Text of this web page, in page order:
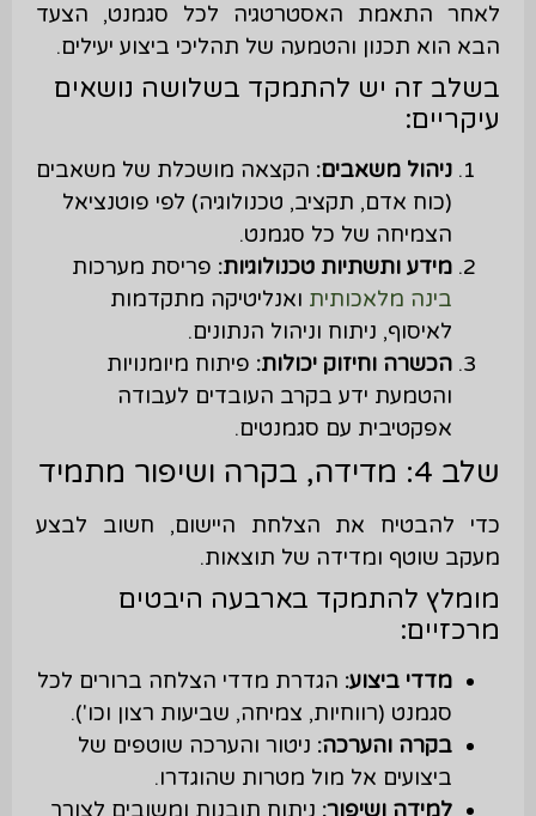
לאחר התאמת האסטרטגיה לכל סגמנט, הצעד
הבא הוא תכנון והטמעה של תהליכי ביצוע יעילים.
בשלב זה יש להתמקד בשלושה נושאים
עיקריים:
ניהול משאבים: הקצאה מושכלת של משאבים
(כוח אדם, תקציב, טכנולוגיה) לפי פוטנציאל
הצמיחה של כל סגמנט.
מידע ותשתיות טכנולוגיות: פריסת מערכות
בינה מלאכותית ואנליטיקה מתקדמות
לאיסוף, ניתוח וניהול הנתונים.
הכשרה וחיזוק יכולות: פיתוח מיומנויות
והטמעת ידע בקרב העובדים לעבודה
אפקטיבית עם סגמנטים.
שלב 4: מדידה, בקרה ושיפור מתמיד
כדי להבטיח את הצלחת היישום, חשוב לבצע
מעקב שוטף ומדידה של תוצאות.
מומלץ להתמקד בארבעה היבטים
מרכזיים:
מדדי ביצוע: הגדרת מדדי הצלחה ברורים לכל
סגמנט (רווחיות, צמיחה, שביעות רצון וכו').
בקרה והערכה: ניטור והערכה שוטפים של
ביצועים אל מול מטרות שהוגדרו.
למידה ושיפור: ניתוח תובנות ומשובים לצורך